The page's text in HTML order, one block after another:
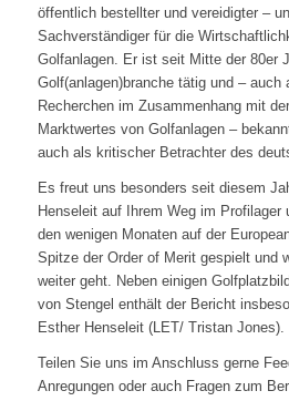
öffentlich bestellter und vereidigter –
Sachverständiger für die
Golfanlagen. Er ist seit Mitte der 80er
Golf(anlagen)branche tätig und – auch
Recherchen im Zusammenhang mit
Marktwertes von Golfanlagen –
auch als kritischer Betrachter des
Es freut uns besonders seit diesem
Henseleit auf Ihrem Weg im
den wenigen Monaten auf der
Spitze der Order of Merit gespielt und
weiter geht. Neben einigen
von Stengel enthält der Bericht
Esther Henseleit (LET/ Tristan Jones).
Teilen Sie uns im Anschluss gerne
Anregungen oder auch Fragen zum